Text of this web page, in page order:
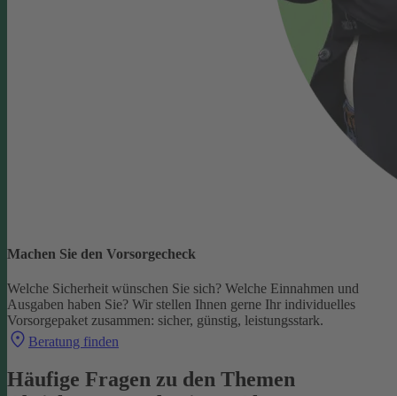
Machen Sie den Vorsorgecheck
Welche Sicherheit wünschen Sie sich? Welche Einnahmen und
Ausgaben haben Sie? Wir stellen Ihnen gerne Ihr individuelles
Vorsorgepaket zusammen: sicher, günstig, leistungsstark.
Beratung finden
Häufige Fragen zu den Themen